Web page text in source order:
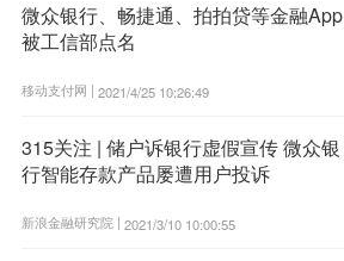
微众银行、畅捷通、拍拍贷等金融App
被工信部点名
移动支付网 | 2021/4/25 10:26:49
315关注 | 储户诉银行虚假宣传 微众银
行智能存款产品屡遭用户投诉
新浪金融研究院 | 2021/3/10 10:00:55